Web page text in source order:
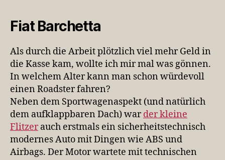
Fiat Barchetta
Als durch die Arbeit plötzlich viel mehr Geld in
die Kasse kam, wollte ich mir mal was gönnen.
In welchem Alter kann man schon würdevoll
einen Roadster fahren?
Neben dem Sportwagenaspekt (und natürlich
dem aufklappbaren Dach) warder kleine
Flitzer auch erstmals ein sicherheitstechnisch
modernes Auto mit Dingen wie ABS und
Airbags. Der Motor wartete mit technischen